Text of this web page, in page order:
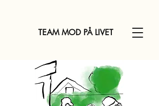
TEAM MOD PÅ LIVET